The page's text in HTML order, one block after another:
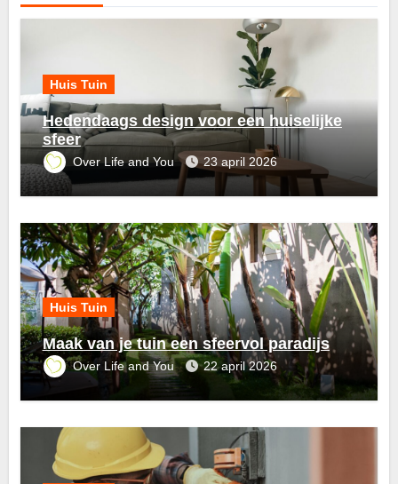
Huis Tuin
Hedendaags design voor een huiselijke
sfeer
Over Life and You 23 april 2026
Huis Tuin
Maak van je tuin een sfeervol paradijs
Over Life and You 22 april 2026